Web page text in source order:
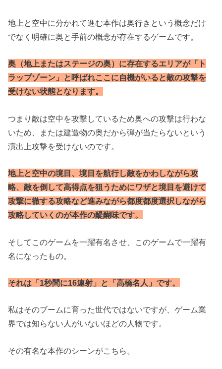
地上と空中に分かれて進む本作は奥行きという概念だけ
でなく明確に奥と手前の概念が存在するゲームです。
奥（地上またはステージの奥）に存在するエリアが「ト
ラップゾーン」と呼ばれここに自機がいると敵の攻撃を
受けない状態となります。
つまり敵は空中を攻撃しているため奥への攻撃は行わな
いため、または建造物の奥だから弾が当たらないという
演出上攻撃を受けないのです。
地上と空中の境目、境目を航行し敵をかわしながら攻
略、敵を倒して高得点を狙うためにワザと境目を避けて
攻撃に徹する攻略など進みながら都度都度選択しながら
攻略していくのが本作の醍醐味です。
そしてこのゲームを一躍有名させ、このゲームで一躍有
名になったもの。
それは「1秒間に16連射」と「高橋名人」です。
私はそのブームに育った世代ではないですが、ゲーム業
界では知らない人がいないほどの人物です。
その有名な本作のシーンがこちら。